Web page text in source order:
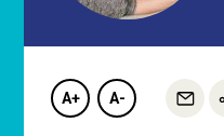
A+ A-